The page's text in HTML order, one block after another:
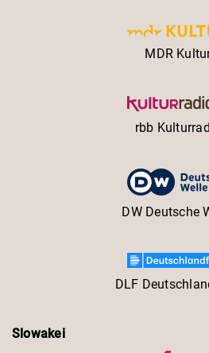
MDR
rbb
DW Deutsche
DLF
Slowakei